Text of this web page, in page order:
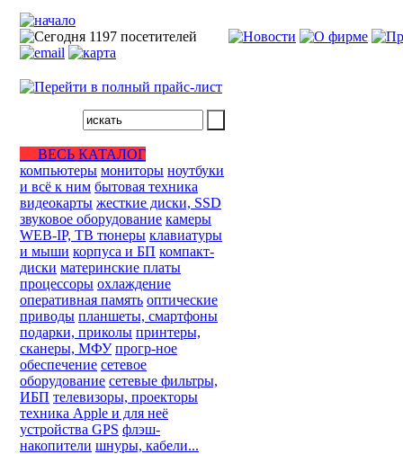
ВЕСЬ КАТАЛОГ
компьютеры мониторы ноутбуки
и всё к ним бытовая техника
видеокарты жесткие диски, SSD
звуковое оборудование камеры
WEB-IP, ТВ тюнеры клавиатуры
и мыши корпуса и БП компакт-
диски материнские платы
процессоры охлаждение
оперативная память оптические
приводы планшеты, смартфоны
подарки, приколы принтеры,
сканеры, МФУ прогр-ное
обеспечение сетевое
оборудование сетевые фильтры,
ИБП телевизоры, проекторы
техника Apple и для неё
устройства GPS флэш-
накопители шнуры, кабели...